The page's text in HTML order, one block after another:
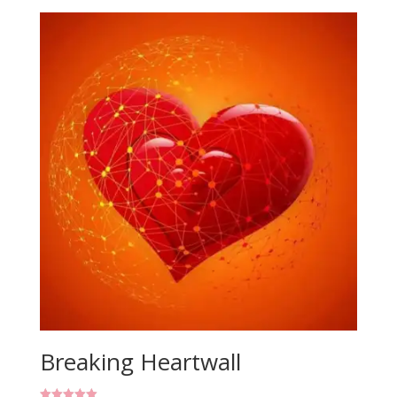
Breaking Heartwall